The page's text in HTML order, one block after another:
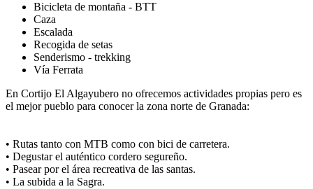
Bicicleta de montaña - BTT
Caza
Escalada
Recogida de setas
Senderismo - trekking
Vía Ferrata
En Cortijo El Algayubero no ofrecemos actividades propias pero es
el mejor pueblo para conocer la zona norte de Granada:
• Rutas tanto con MTB como con bici de carretera.
• Degustar el auténtico cordero segureño.
• Pasear por el área recreativa de las santas.
• La subida a la Sagra.